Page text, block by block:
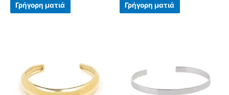
Γρήγορη ματιά Γρήγορη ματιά